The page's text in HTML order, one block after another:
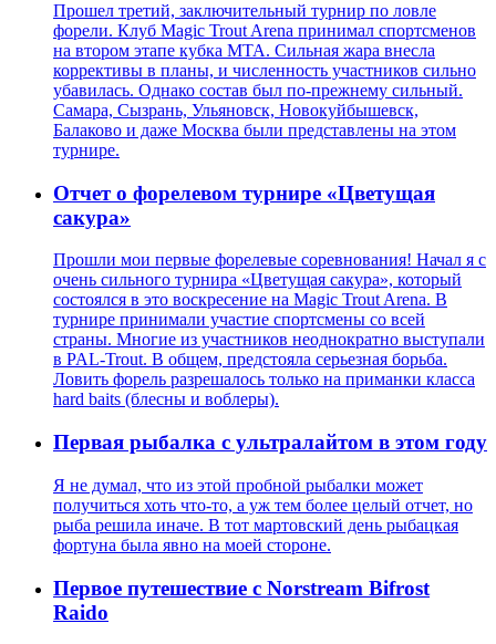
Прошел третий, заключительный турнир по ловле
форели. Клуб Magic Trout Arena принимал спортсменов
на втором этапе кубка MTA. Сильная жара внесла
коррективы в планы, и численность участников сильно
убавилась. Однако состав был по-прежнему сильный.
Самара, Сызрань, Ульяновск, Новокуйбышевск,
Балаково и даже Москва были представлены на этом
турнире.
Отчет о форелевом турнире «Цветущая
сакура»
Прошли мои первые форелевые соревнования! Начал я с
очень сильного турнира «Цветущая сакура», который
состоялся в это воскресение на Magic Trout Arena. В
турнире принимали участие спортсмены со всей
страны. Многие из участников неоднократно выступали
в PAL-Trout. В общем, предстояла серьезная борьба.
Ловить форель разрешалось только на приманки класса
hard baits (блесны и воблеры).
Первая рыбалка с ультралайтом в этом году
Я не думал, что из этой пробной рыбалки может
получиться хоть что-то, а уж тем более целый отчет, но
рыба решила иначе. В тот мартовский день рыбацкая
фортуна была явно на моей стороне.
Первое путешествие c Norstream Bifrost
Raido